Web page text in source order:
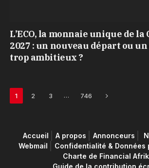
L’ECO, la monnaie unique de la
2027 : un nouveau départ ou
trop ambitieux ?
1 2 3 … 746 Next
Accueil A propos Annonceurs
Webmail
Confidentialité & Données
Charte de Financial Afrik